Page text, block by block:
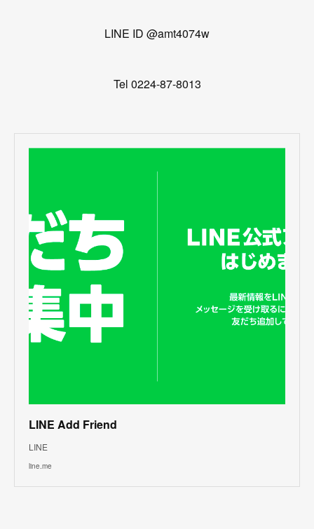
LINE ID @amt4074w
Tel 0224-87-8013
LINE Add Friend
LINE
line.me